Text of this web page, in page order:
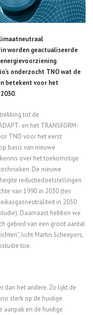
worden geactualiseerde
onderzocht TNO wat de
betekent voor het
tot de
en het TRANSFORM-
TNO voor het eerst
basis van nieuwe
over het toekomstige
De nieuwe
reductiedoelstellingen
van 1990 in 2030 (ten
in 2050
Daarnaast hebben we
gebied van een groot aantal
licht Martin Scheepers,
toe.
dan het andere. Zo lijkt de
sterk op de huidige
aanpak en de huidige